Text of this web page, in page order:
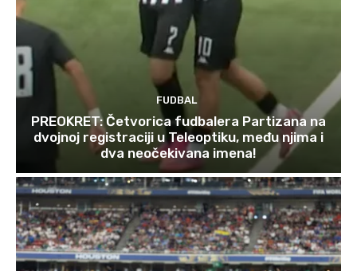
FUDBAL
PREOKRET: Četvorica fudbalera Partizana na
dvojnoj registraciji u Teleoptiku, među njima i
dva neočekivana imena!